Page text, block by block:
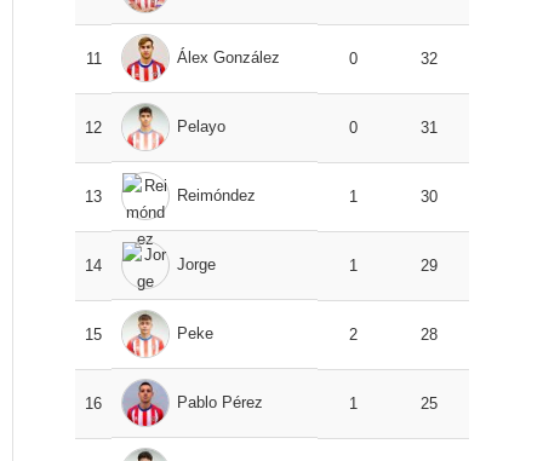
11 Álex González 0 32
12 Pelayo 0 31
13 Reimóndez 1 30
14 Jorge 1 29
15 Peke 2 28
16 Pablo Pérez 1 25